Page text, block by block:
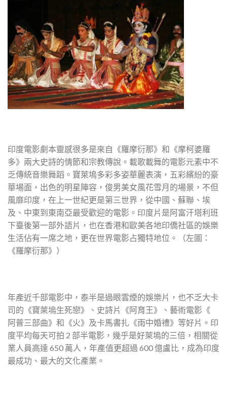
印度電影劇本靈感很多是來自《羅摩衍那》和《摩柯婆羅
多》兩大史詩的情節和宗教傳說。載歌載舞的電影元素中不
乏傳統音樂舞蹈。寶萊塢多彩多姿華麗表演，五彩繽紛的豪
華場面，出色的明星陣容，俊男美女風花雪月的場景，不但
風靡印度，在上一世紀更是第三世界，從中國、蘇聯、埃
及、中東到東南亞最受歡迎的電影。印度片是阿富汗塔利班
下臺後第一部外語片，也在香港和歐美各地印僑社區的娛樂
生活佔有一席之地，更在世界電影占獨特地位。（左圖：
《羅摩衍那》）
年產近千部電影中，泰半是過眼雲煙的娛樂片，也不乏大卡
司的《寶萊塢生死戀》、史詩片《阿育王》、藝術電影《
阿普三部曲》和《火》及卡馬書扎《雨中婚禮》等好片。印
度平均每天可拍 2 部半電影，幾乎是好萊塢的三倍，相關從
業人員高達 650 萬人，年產值更超過 600 億盧比，成為印度
最成功、最大的文化產業。